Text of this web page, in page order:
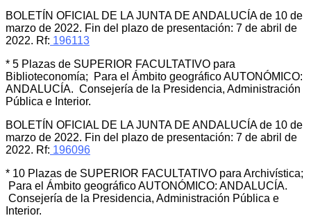
BOLETÍN OFICIAL DE LA JUNTA DE ANDALUCÍA de 10 de
marzo de 2022. Fin del plazo de presentación: 7 de abril de
2022. Rf: 196113
* 5 Plazas de SUPERIOR FACULTATIVO para
Biblioteconomía; Para el Ámbito geográfico AUTONÓMICO:
ANDALUCÍA. Consejería de la Presidencia, Administración
Pública e Interior.
BOLETÍN OFICIAL DE LA JUNTA DE ANDALUCÍA de 10 de
marzo de 2022. Fin del plazo de presentación: 7 de abril de
2022. Rf: 196096
* 10 Plazas de SUPERIOR FACULTATIVO para Archivística;
Para el Ámbito geográfico AUTONÓMICO: ANDALUCÍA.
Consejería de la Presidencia, Administración Pública e
Interior.